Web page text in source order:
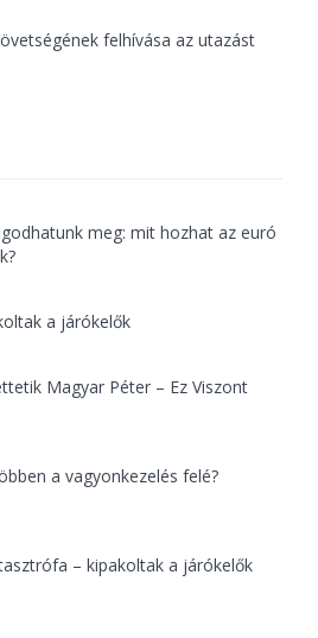
felhívása az utazást
meg: mit hozhat az euró
a járókelők
Magyar Péter – Ez Viszont
a vagyonkezelés felé?
– kipakoltak a járókelők